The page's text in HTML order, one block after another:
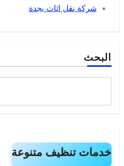
شركة نقل اثاث بجدة
البحث
خدمات تنظيف متنوعة